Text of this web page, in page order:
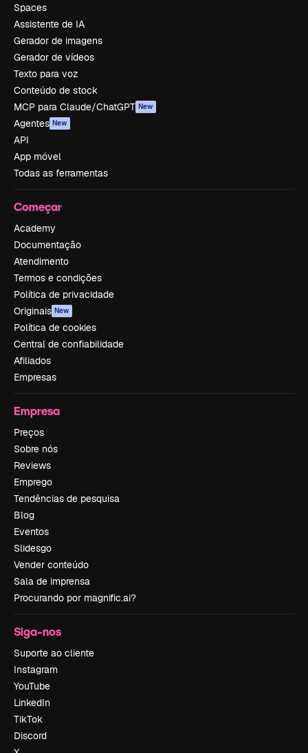
Spaces
Assistente de IA
Gerador de imagens
Gerador de vídeos
Texto para voz
Conteúdo de stock
MCP para Claude/ChatGPT New
Agentes New
API
App móvel
Todas as ferramentas
Começar
Academy
Documentação
Atendimento
Termos e condições
Política de privacidade
Originais New
Política de cookies
Central de confiabilidade
Afiliados
Empresas
Empresa
Preços
Sobre nós
Reviews
Emprego
Tendências de pesquisa
Blog
Eventos
Slidesgo
Vender conteúdo
Sala de imprensa
Procurando por magnific.ai?
Siga-nos
Suporte ao cliente
Instagram
YouTube
LinkedIn
TikTok
Discord